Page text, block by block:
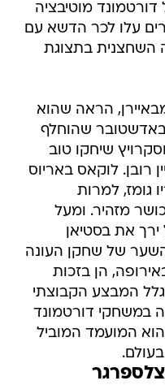
מוטיבציה
עלו לכר הדשא עם
השחצנית בתצוגת
הראה שהוא
שהוחלף
שיחקו טוב
רובן. לוקאס באריוס
גומז, למרות
מזהיר. ומעל
את בסטיאן
השער של שחקן העונה
הן בזכות
המבצע הקבוצתי
במשחקי דורטמונד
המועמד המוביל